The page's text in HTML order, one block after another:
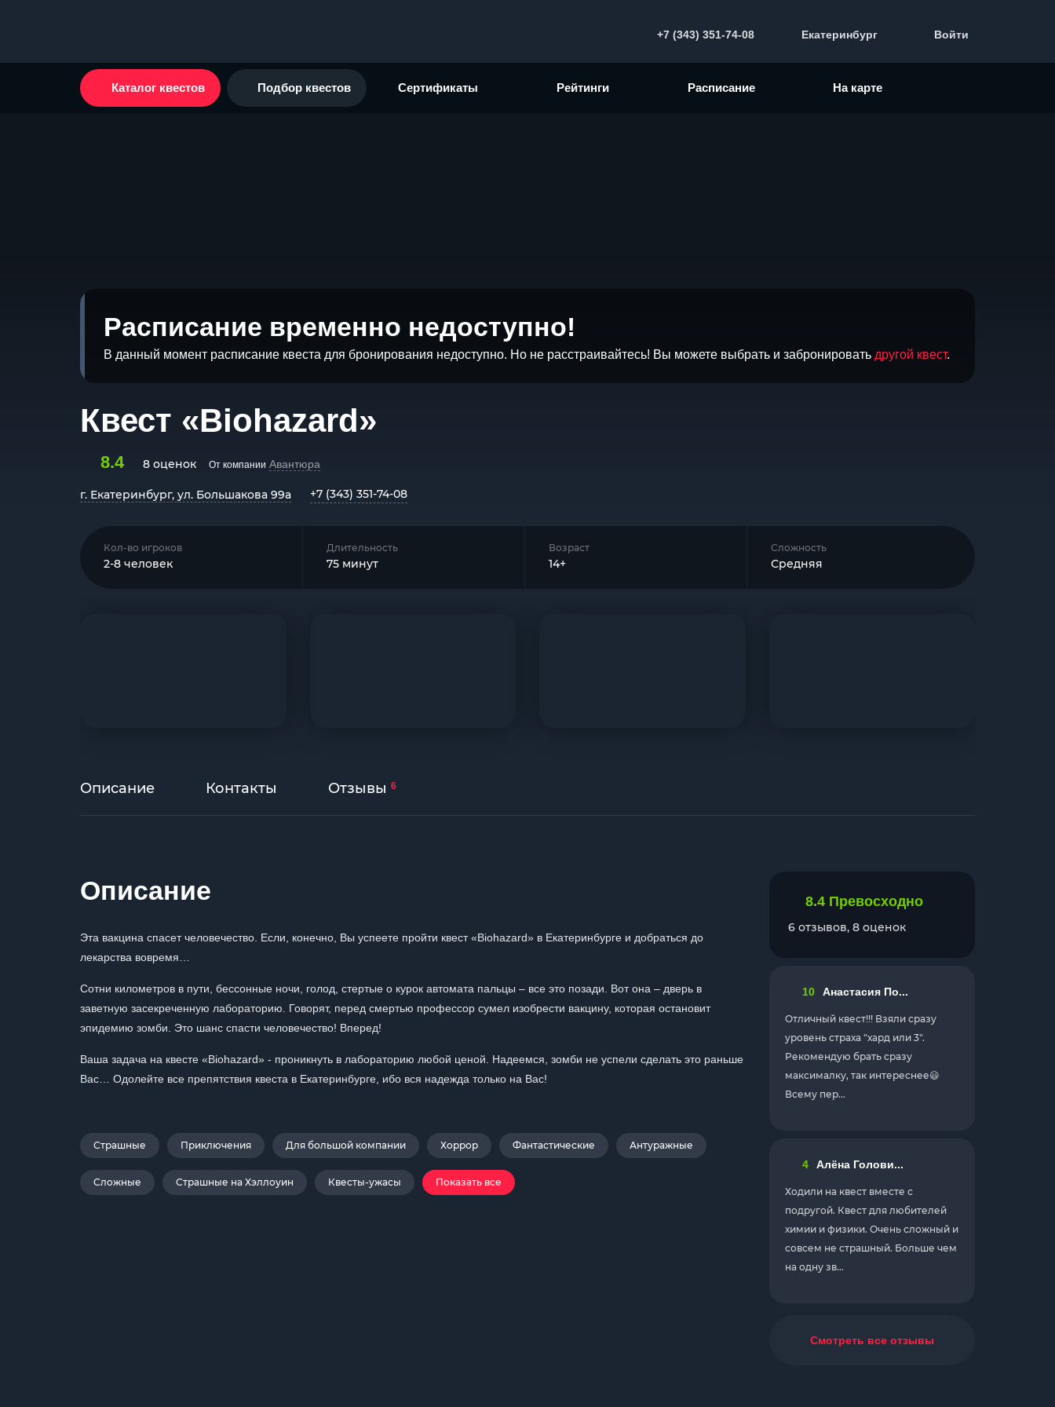
+7 (343) 351-74-08 Екатеринбург Войти
Каталог квестов Подбор квестов Сертификаты Рейтинги Расписание На карте
Расписание временно недоступно!
В данный момент расписание квеста для бронирования недоступно. Но не расстраивайтесь! Вы можете выбрать и забронировать другой квест.
Квест «Biohazard»
8.4 8 оценок От компании Авантюра
г. Екатеринбург, ул. Большакова 99а +7 (343) 351-74-08
Кол-во игроков
2-8 человек
Длительность
75 минут
Возраст
14+
Сложность
Средняя
Описание Контакты Отзывы 6
Описание
Эта вакцина спасет человечество. Если, конечно, Вы успеете пройти квест «Biohazard» в Екатеринбурге и добраться до
лекарства вовремя…
Сотни километров в пути, бессонные ночи, голод, стертые о курок автомата пальцы – все это позади. Вот она – дверь в
заветную засекреченную лабораторию. Говорят, перед смертью профессор сумел изобрести вакцину, которая остановит
эпидемию зомби. Это шанс спасти человечество! Вперед!
Ваша задача на квесте «Biohazard» - проникнуть в лабораторию любой ценой. Надеемся, зомби не успели сделать это раньше
Вас… Одолейте все препятствия квеста в Екатеринбурге, ибо вся надежда только на Вас!
Страшные Приключения Для большой компании Хоррор Фантастические Антуражные
Сложные Страшные на Хэллоуин Квесты-ужасы Показать все
8.4 Превосходно
6 отзывов, 8 оценок
10 Анастасия По...
Отличный квест!!! Взяли сразу
уровень страха "хард или 3".
Рекомендую брать сразу
максималку, так интереснее😃
Всему пер...
4 Алёна Голови...
Ходили на квест вместе с
подругой. Квест для любителей
химии и физики. Очень сложный и
совсем не страшный. Больше чем
на одну зв...
Смотреть все отзывы